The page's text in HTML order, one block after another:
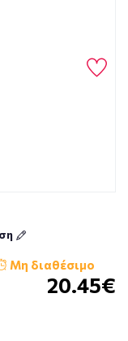
Μη διαθέσιμο
20.45€